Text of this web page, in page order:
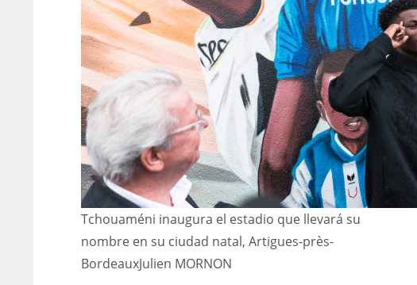
Tchouaméni inaugura el estadio que llevará su
nombre en su ciudad natal, Artigues-près-
BordeauxJulien MORNON